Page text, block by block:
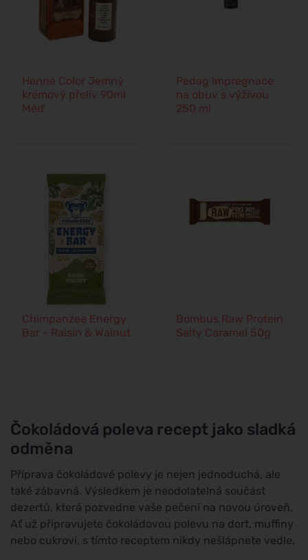
Henné Color Jemný
krémový přeliv 90ml
Měď
Pedag Impregnace
na obuv s výživou
250 ml
Chimpanzee Energy
Bar - Raisin & Walnut
Bombus Raw Protein
Salty Caramel 50g
Čokoládová poleva recept jako sladká
odměna
Příprava čokoládové polevy je nejen jednoduchá, ale
také zábavná. Výsledkem je neodolatelná součást
dezertů, která pozvedne vaše pečení na novou úroveň.
Ať už připravujete čokoládovou polevu na dort, muffiny
nebo cukroví, s tímto receptem nikdy nešlápnete vedle.